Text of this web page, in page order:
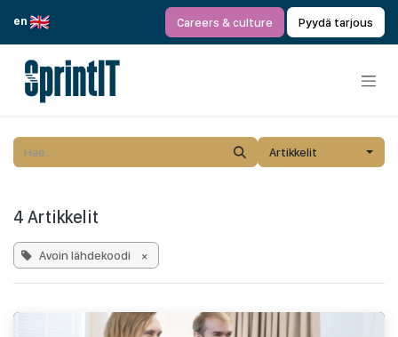
en
Careers & culture Pyydä tarjous
Artikkelit
4 Artikkelit
Avoin lähdekoodi ×